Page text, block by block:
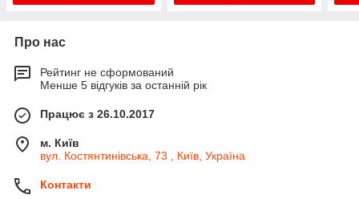
Про нас
Рейтинг не сформований
Менше 5 відгуків за останній рік
Працює з 26.10.2017
м. Київ
вул. Костянтинівська, 73 , Київ, Україна
Контакти